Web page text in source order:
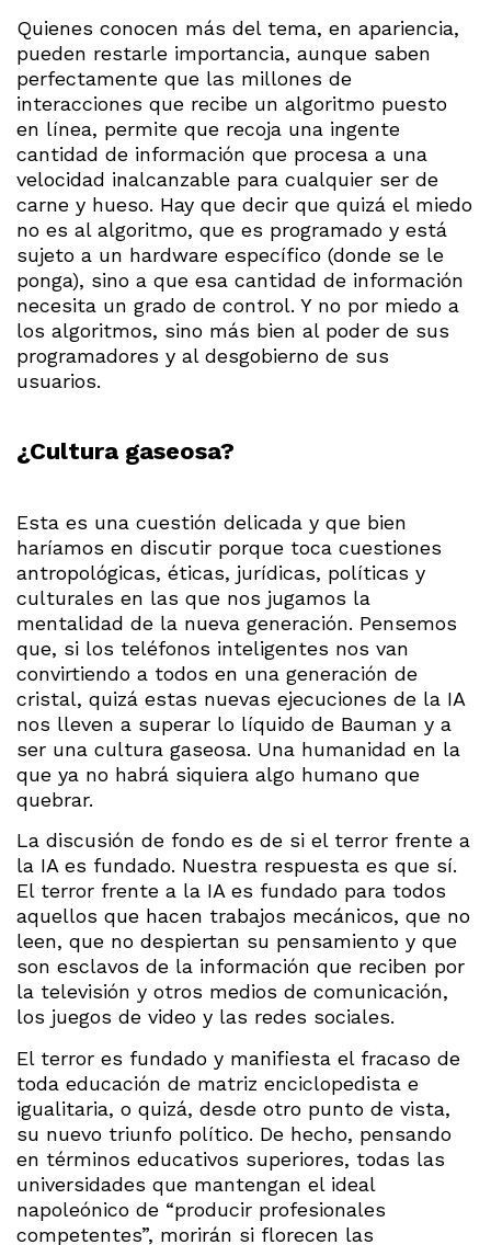
Quienes conocen más del tema, en apariencia,
pueden restarle importancia, aunque saben
perfectamente que las millones de
interacciones que recibe un algoritmo puesto
en línea, permite que recoja una ingente
cantidad de información que procesa a una
velocidad inalcanzable para cualquier ser de
carne y hueso. Hay que decir que quizá el miedo
no es al algoritmo, que es programado y está
sujeto a un hardware específico (donde se le
ponga), sino a que esa cantidad de información
necesita un grado de control. Y no por miedo a
los algoritmos, sino más bien al poder de sus
programadores y al desgobierno de sus
usuarios.
¿Cultura gaseosa?
Esta es una cuestión delicada y que bien
haríamos en discutir porque toca cuestiones
antropológicas, éticas, jurídicas, políticas y
culturales en las que nos jugamos la
mentalidad de la nueva generación. Pensemos
que, si los teléfonos inteligentes nos van
convirtiendo a todos en una generación de
cristal, quizá estas nuevas ejecuciones de la IA
nos lleven a superar lo líquido de Bauman y a
ser una cultura gaseosa. Una humanidad en la
que ya no habrá siquiera algo humano que
quebrar.
La discusión de fondo es de si el terror frente a
la IA es fundado. Nuestra respuesta es que sí.
El terror frente a la IA es fundado para todos
aquellos que hacen trabajos mecánicos, que no
leen, que no despiertan su pensamiento y que
son esclavos de la información que reciben por
la televisión y otros medios de comunicación,
los juegos de video y las redes sociales.
El terror es fundado y manifiesta el fracaso de
toda educación de matriz enciclopedista e
igualitaria, o quizá, desde otro punto de vista,
su nuevo triunfo político. De hecho, pensando
en términos educativos superiores, todas las
universidades que mantengan el ideal
napoleónico de “producir profesionales
competentes”, morirán si florecen las